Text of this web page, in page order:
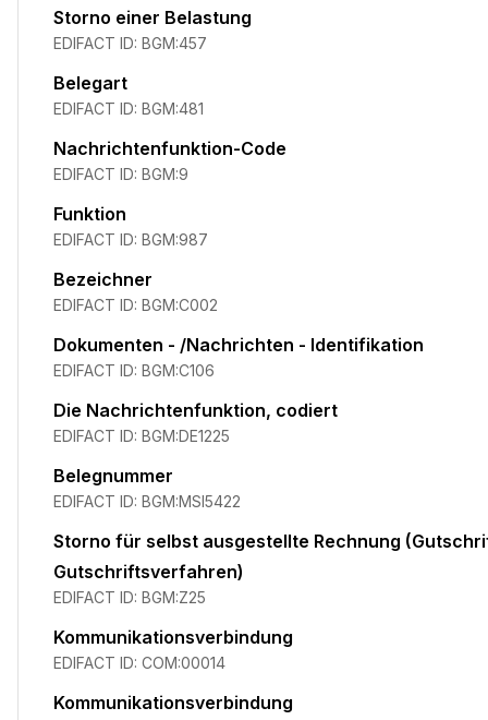
Storno einer Belastung
EDIFACT ID: BGM:457
Belegart
EDIFACT ID: BGM:481
Nachrichtenfunktion-Code
EDIFACT ID: BGM:9
Funktion
EDIFACT ID: BGM:987
Bezeichner
EDIFACT ID: BGM:C002
Dokumenten - /Nachrichten - Identifikation
EDIFACT ID: BGM:C106
Die Nachrichtenfunktion, codiert
EDIFACT ID: BGM:DE1225
Belegnummer
EDIFACT ID: BGM:MSI5422
Storno für selbst ausgestellte Rechnung
Gutschriftsverfahren)
EDIFACT ID: BGM:Z25
Kommunikationsverbindung
EDIFACT ID: COM:00014
Kommunikationsverbindung